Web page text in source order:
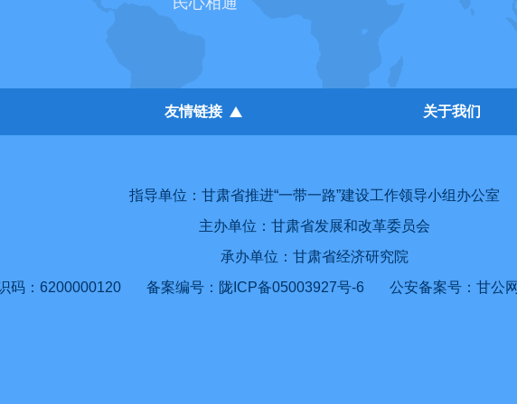
友情链接 关于我们
指导单位：甘肃省推进“一带一路”建设工作领导小组办公室
主办单位：甘肃省发展和改革委员会
承办单位：甘肃省经济研究院
码：6200000120
备案编号：陇ICP备05003927号-6 公安备案号：甘公